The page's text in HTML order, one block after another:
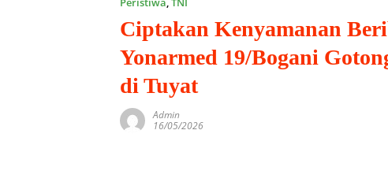
Ciptakan Kenyamanan
Yonarmed 19/Bogani
di Tuyat
Admin
16/05/2026